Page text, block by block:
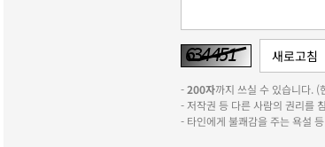
-200자까지 쓰실 수 있습니다.
- 저작권 등 다른 사람의 권리를
- 타인에게 불쾌감을 주는 욕설